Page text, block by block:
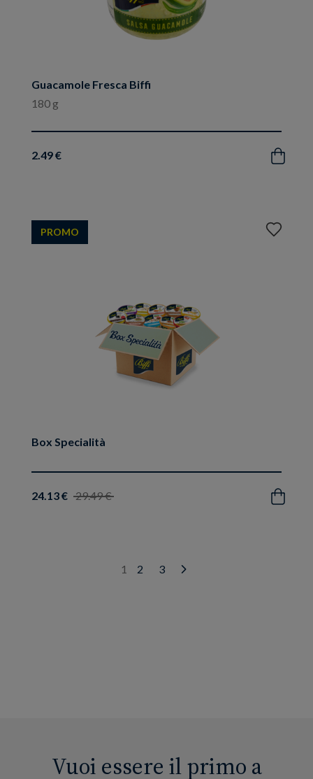
Guacamole Fresca Biffi
180 g
2.49 € Acquista
Box Specialità
24.13 € 29.49 € Acquista
PROMO
Aggiungi
1 2 3
Next
Vuoi essere il primo a